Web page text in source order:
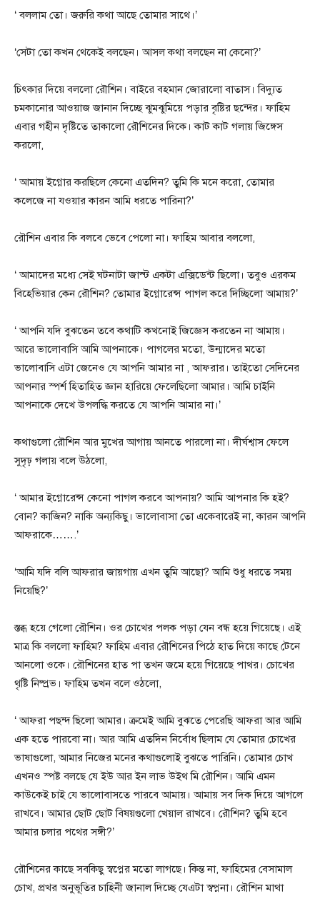
‘ বললাম তো। জরুরি কথা আছে তোমার সাথে।’
‘সেটা তো কখন থেকেই বলছেন। আসল কথা বলছেন না কেনো?’
চিৎকার দিয়ে বললো রৌশিন। বাইরে বহমান জোরালো বাতাস। বিদ্যুত
চমকানোর আওয়াজ জানান দিচ্ছে ঝুমঝুমিয়ে পড়ার বৃষ্টির ছন্দের। ফাহিম
এবার গহীন দৃষ্টিতে তাকালো রৌশিনের দিকে। কাট কাট গলায় জিঙ্গেস
করলো,
‘ আমায় ইগ্নোর করছিলে কেনো এতদিন? তুমি কি মনে করো, তোমার
কলেজে না যওয়ার কারন আমি ধরতে পারিনা?’
রৌশিন এবার কি বলবে ভেবে পেলো না। ফাহিম আবার বললো,
‘ আমাদের মধ্যে সেই ঘটনাটা জাস্ট একটা এক্সিডেন্ট ছিলো। তবুও এরকম
বিহেভিয়ার কেন রৌশিন? তোমার ইগ্নোরেন্স পাগল করে দিচ্ছিলো আমায়?’
‘ আপনি যদি বুঝতেন তবে কথাটি কখনোই জিজ্ঞেস করতেন না আমায়।
আরে ভালোবাসি আমি আপনাকে। পাগলের মতো, উন্মাদের মতো
ভালোবাসি এটা জেনেও যে আপনি আমার না , আফরার। তাইতো সেদিনের
আপনার স্পর্শ হিতাহিত জ্ঞান হারিয়ে ফেলেছিলো আমার। আমি চাইনি
আপনাকে দেখে উপলদ্ধি করতে যে আপনি আমার না।’
কথাগুলো রৌশিন আর মুখের আগায় আনতে পারলো না। দীর্ঘশ্বাস ফেলে
সুদৃঢ় গলায় বলে উঠলো,
‘ আমার ইগ্নোরেন্স কেনো পাগল করবে আপনায়? আমি আপনার কি হই?
বোন? কাজিন? নাকি অন্যকিছু। ভালোবাসা তো একেবারেই না, কারন আপনি
আফরাকে…….’
‘আমি যদি বলি আফরার জায়গায় এখন তুমি আছো? আমি শুধু ধরতে সময়
নিয়েছি?’
স্তব্ধ হয়ে গেলো রৌশিন। ওর চোখের পলক পড়া যেন বন্ধ হয়ে গিয়েছে। এই
মাত্র কি বললো ফাহিম? ফাহিম এবার রৌশিনের পিঠে হাত দিয়ে কাছে টেনে
আনলো ওকে। রৌশিনের হাত পা তখন জমে হয়ে গিয়েছে পাথর। চোখের
থৃষ্টি নিষ্প‍্রভ। ফাহিম তখন বলে ওঠলো,
‘ আফরা পছন্দ ছিলো আমার। ক্রমেই আমি বুঝতে পেরেছি আফরা আর আমি
এক হতে পারবো না। আর আমি এতদিন নির্বোধ ছিলাম যে তোমার চোখের
ভাষাগুলো, আমার নিজের মনের কথাগুলোই বুঝতে পারিনি। তোমার চোখ
এখনও স্পষ্ট বলছে যে ইউ আর ইন লাভ উইথ মি রৌশিন। আমি এমন
কাউকেই চাই যে ভালোবাসতে পারবে আমায়। আমায় সব দিক দিয়ে আগলে
রাখবে। আমার ছোট ছোট বিষয়গুলো খেয়াল রাখবে। রৌশিন? তুমি হবে
আমার চলার পথের সঙ্গী?’
রৌশিনের কাছে সবকিছু স্বপ্নের মতো লাগছে। কিন্ত না, ফাহিমের বেসামাল
চোখ, প্রখর অনুভূতির চাহিনী জানাল দিচ্ছে যেএটা স্বপ্ননা। রৌশিন মাথা